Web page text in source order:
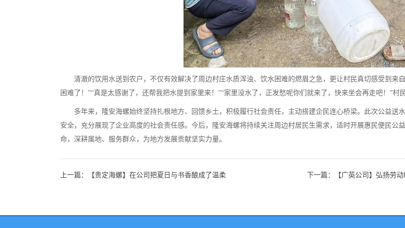
清澈的饮用水送到农户，不仅有效解决了周边村庄水质浑浊、饮水困难的燃眉之急，更让村民真切感受到来
困难了！”“真是太感谢了，还帮我把水提到家里来！”“家里没水了，正发愁呢你们就来了，快来坐会再走吧！”村
多年来，隆安海螺始终坚持扎根地方、回馈乡土，积极履行社会责任，主动搭建企民连心桥梁。此次公益送
安全，充分展现了企业高度的社会责任感。今后，隆安海螺将持续关注周边村居民生需求，适时开展惠民便民公益
命，深耕属地、服务群众，为地方发展贡献坚实力量。
上一篇：【贵定海螺】在公司把夏日与书香酿成了温柔 下一篇：【广英公司】弘扬劳